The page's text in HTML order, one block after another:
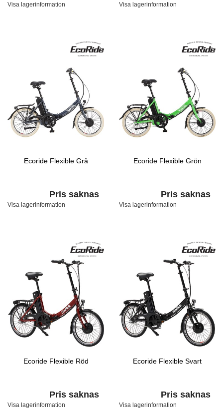
Visa lagerinformation Visa lagerinformation
Ecoride Flexible Grå
Pris saknas
Visa lagerinformation
Ecoride Flexible Grön
Pris saknas
Visa lagerinformation
Ecoride Flexible Röd
Pris saknas
Visa lagerinformation
Ecoride Flexible Svart
Pris saknas
Visa lagerinformation